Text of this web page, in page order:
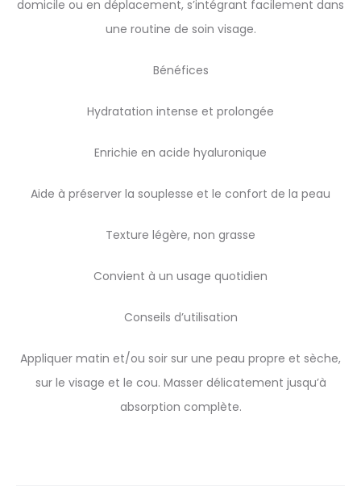
domicile ou en déplacement, s’intégrant facilement dans
une routine de soin visage.
Bénéfices
Hydratation intense et prolongée
Enrichie en acide hyaluronique
Aide à préserver la souplesse et le confort de la peau
Texture légère, non grasse
Convient à un usage quotidien
Conseils d’utilisation
Appliquer matin et/ou soir sur une peau propre et sèche,
sur le visage et le cou. Masser délicatement jusqu’à
absorption complète.